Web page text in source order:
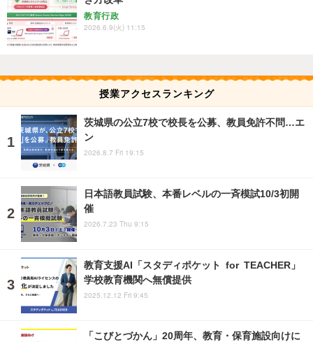
教育行政
2026.6.9(火) 11:15
授業アクセスランキング
茨城県の公立7校で校長を公募、教員免許不問…エ
ン
2026.8.7 Fri 19:15
日本語教員試験、本番レベルの一斉模試10/3初開
催
2026.7.23 Thu 9:15
教育支援AI「スタディポケット for TEACHER」
学校教育機関へ無償提供
2025.12.12 Fri 9:45
「こびとづかん」20周年、教育・保育施設向けに